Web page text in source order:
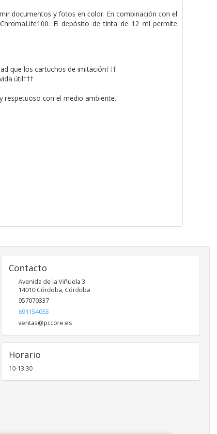
documentos y fotos en color. En combinación con el
El depósito de tinta de 12 ml permite
que los cartuchos de imitación†††
útil†††
respetuoso con el medio ambiente.
Contacto
Avenida de la Viñuela 3
14010 Córdoba, Córdoba
957070337
691154063
ventas@pccore.es
Horario
10-13:30